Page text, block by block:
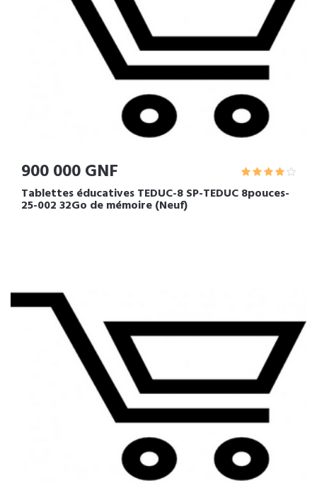
900 000 GNF
Tablettes éducatives TEDUC-8 SP-TEDUC 8pouces-
25-002 32Go de mémoire (Neuf)